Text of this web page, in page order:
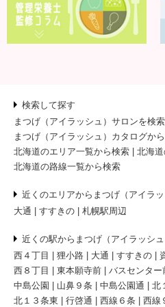
検索して探す
まつげ（アイラッシュ）サロンを検索
まつげ（アイラッシュ）カタログか
北海道のエリア一覧から検索
北海
北海道の路線一覧から検索
近くのエリアからまつげ（アイラ
大通
すすきの 札幌駅周辺
近くの駅からまつげ（アイラッシ
西４丁目
狸小路 大通 すすきの
西８丁目
東本願寺前 バスセンター
中島公園
山鼻９条 中島公園通 北
北１３条東
行啓通 西線６条 西線